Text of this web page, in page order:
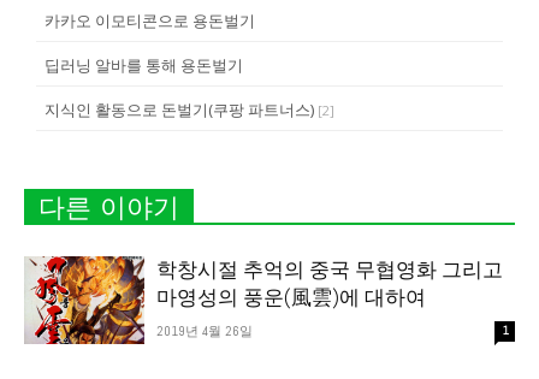
카카오 이모티콘으로 용돈벌기
딥러닝 알바를 통해 용돈벌기
지식인 활동으로 돈벌기(쿠팡 파트너스) [2]
다른 이야기
학창시절 추억의 중국 무협영화 그리고
마영성의 풍운(風雲)에 대하여
2019년 4월 26일 1